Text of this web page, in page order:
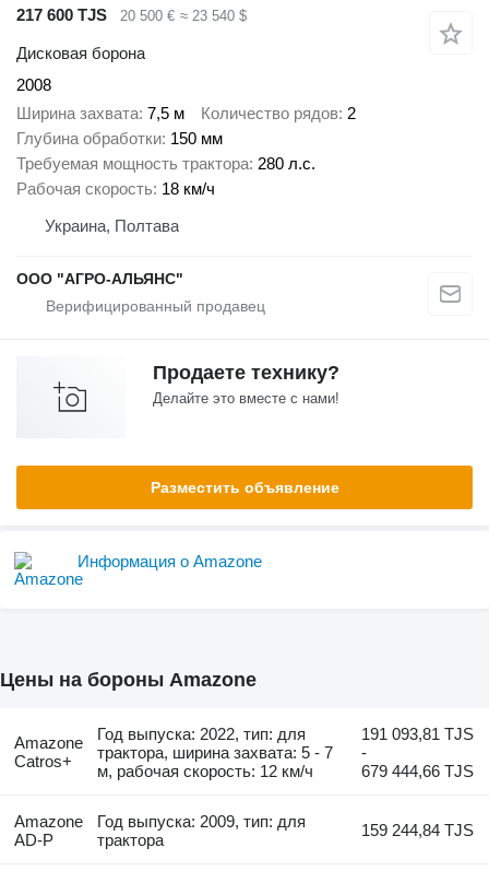
217 600 TJS
20 500 € ≈ 23 540 $
Дисковая борона
2008
Ширина захвата 7,5 м Количество рядов 2
Глубина обработки 150 мм
Требуемая мощность трактора 280 л.с.
Рабочая скорость 18 км/ч
Украина, Полтава
ООО "АГРО-АЛЬЯНС"
Продаете технику?
Делайте это вместе с нами!
Разместить объявление
Информация о Amazone
Цены на бороны Amazone
Amazone
Catros+
Год выпуска: 2022, тип: для
трактора, ширина захвата: 5 - 7
м, рабочая скорость: 12 км/ч
191 093,81 TJS
-
679 444,66 TJS
Amazone
AD-P
Год выпуска: 2009, тип: для
трактора
159 244,84 TJS